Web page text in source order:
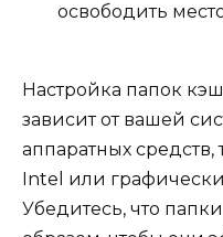
освободить
Настройка папок
зависит от вашей
аппаратных
Intel или
Убедитесь, что